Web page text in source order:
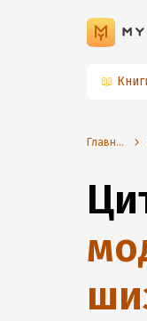
📖
Главная